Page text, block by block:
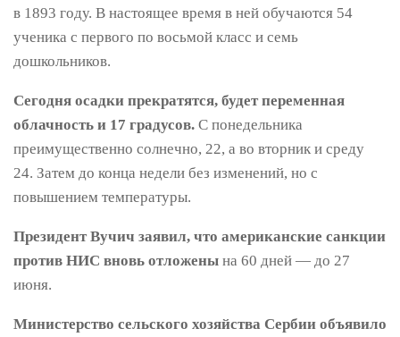
в 1893 году. В настоящее время в ней обучаются 54
ученика с первого по восьмой класс и семь
дошкольников.
Сегодня осадки прекратятся, будет переменная
облачность и 17 градусов. С понедельника
преимущественно солнечно, 22, а во вторник и среду
24. Затем до конца недели без изменений, но с
повышением температуры.
Президент Вучич заявил, что американские санкции
против НИС вновь отложены на 60 дней — до 27
июня.
Министерство сельского хозяйства Сербии объявило